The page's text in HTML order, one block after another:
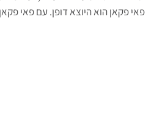
פאי פקאן הוא היוצא דופן. עם פאי